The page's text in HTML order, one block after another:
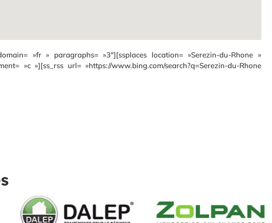
»fr » paragraphs= »3″][ssplaces location= »Serezin-du-Rhone »
»c »][ss_rss url= »https://www.bing.com/search?q=Serezin-du-Rhone